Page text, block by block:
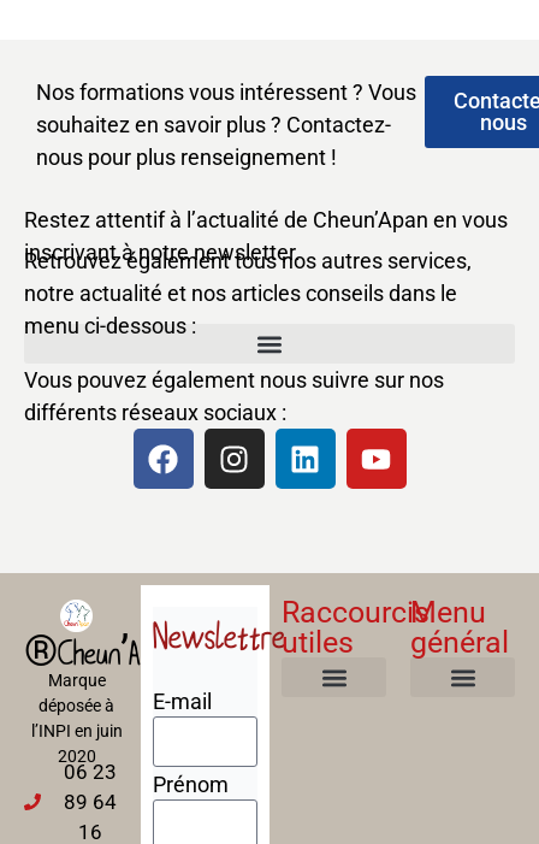
Nos formations vous intéressent ? Vous
souhaitez en savoir plus ? Contactez-
nous pour plus renseignement !
nous
Restez attentif à l’actualité de Cheun’Apan en vous
inscrivant à notre newsletter.
Retrouvez également tous nos autres services,
notre actualité et nos articles conseils dans le
menu ci-dessous :
Vous pouvez également nous suivre sur nos
différents réseaux sociaux :
®Cheun’Apan
Marque
déposée à
l’INPI en juin
2020
06 23
89 64
16
Newslettre
E-mail
Prénom
Raccourcis
utiles
Menu
général